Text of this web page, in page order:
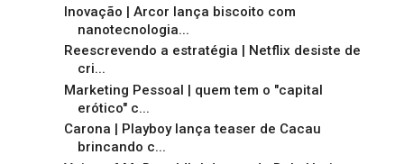
Inovação | Arcor lança biscoito com
nanotecnologia...
Reescrevendo a estratégia | Netflix desiste de
cri...
Marketing Pessoal | quem tem o "capital
erótico" c...
Carona | Playboy lança teaser de Cacau
brincando c...